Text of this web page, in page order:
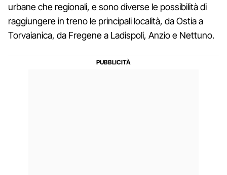
urbane che regionali, e sono diverse le possibilità di
raggiungere in treno le principali località, da Ostia a
Torvaianica, da Fregene a Ladispoli, Anzio e Nettuno.